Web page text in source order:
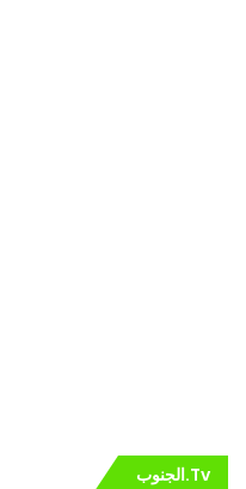
Tv.الجنوب